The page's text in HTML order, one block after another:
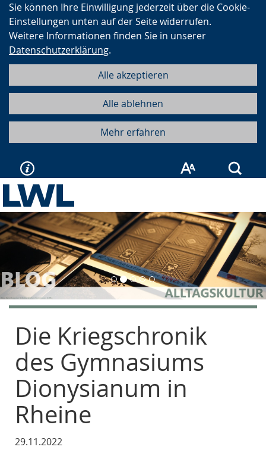
Sie können Ihre Einwilligung jederzeit über die Cookie-
Einstellungen unten auf der Seite widerrufen.
Weitere Informationen finden Sie in unserer
Datenschutzerklärung.
Alle akzeptieren
Alle ablehnen
Mehr erfahren
Vorherige
Die Kriegschronik
des Gymnasiums
Dionysianum in
Rheine
29.11.2022